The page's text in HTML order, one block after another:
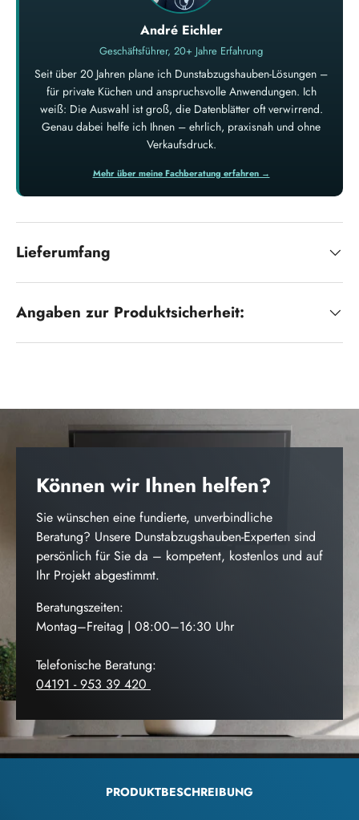
André Eichler
Geschäftsführer, 20+ Jahre Erfahrung
Seit über 20 Jahren plane ich Dunstabzugshauben-Lösungen –
für private Küchen und anspruchsvolle Anwendungen. Ich
weiß: Die Auswahl ist groß, die Datenblätter oft verwirrend.
Genau dabei helfe ich Ihnen – ehrlich, praxisnah und ohne
Verkaufsdruck.
Mehr über meine Fachberatung erfahren →
Lieferumfang
Angaben zur Produktsicherheit:
Können wir Ihnen helfen?
Sie wünschen eine fundierte, unverbindliche
Beratung? Unsere Dunstabzugshauben-Experten sind
persönlich für Sie da – kompetent, kostenlos und auf
Ihr Projekt abgestimmt.
Beratungszeiten:
Montag–Freitag | 08:00–16:30 Uhr
Telefonische Beratung:
04191 - 953 39 420
PRODUKTBESCHREIBUNG